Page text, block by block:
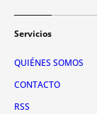
Servicios
QUIÉNES SOMOS
CONTACTO
RSS